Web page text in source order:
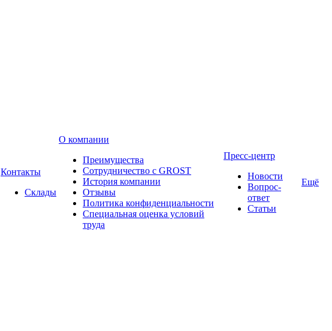
Контакты
Склады
О компании
Преимущества
Сотрудничество с GROST
История компании
Отзывы
Политика конфиденциальности
Специальная оценка условий
труда
Пресс-центр
Новости
Вопрос-
ответ
Статьи
Ещё